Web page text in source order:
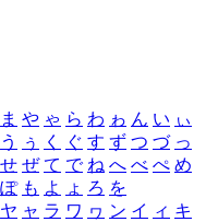
ま や ゃ ら わ ゎ ん い ぃ
う ぅ く ぐ す ず つ づ っ
せ ぜ て で ね へ べ ぺ め
ぽ も よ ょ ろ を
ヤ ャ ラ ワ ヮ ン イ ィ キ